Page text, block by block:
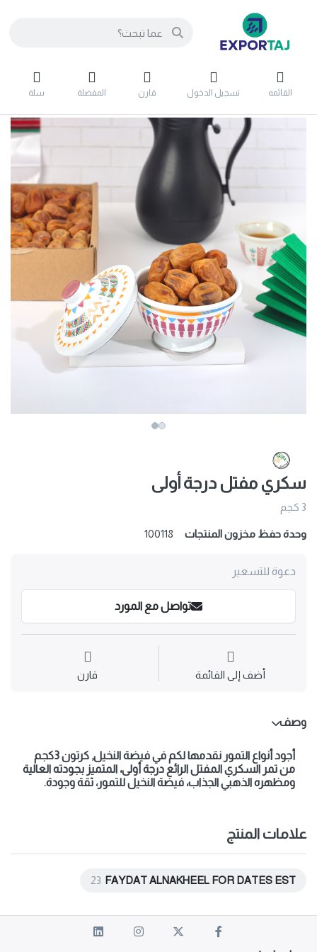
القائمه تسجيل الدخول قارن المفضلة سلة
سكري مفتل درجة أولى
3 كجم
وحدة حفظ مخزون المنتجات 100118
دعوة للتسعير
تواصل مع المورد
أضف إلى القائمة قارن
وصف
أجود أنواع التمور نقدمها لكم في فيضة النخيل, كرتون 3كجم
من تمر السكري المفتل الرائع درجة أولى، المتميز بجودته العالية
ومظهره الذهبي الجذاب، فيضة النخيل للتمور، ثقة وجودة.
علامات المنتج
FAYDAT ALNAKHEEL FOR DATES EST
23